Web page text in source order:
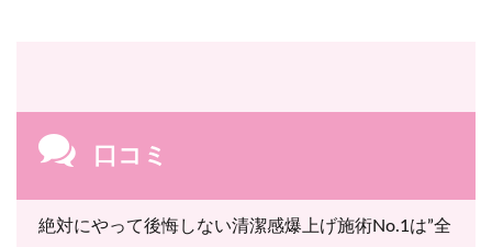
口コミ
絶対にやって後悔しない清潔感爆上げ施術No.1は”全